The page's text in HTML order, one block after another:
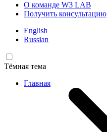
О команде W3 LAB
Получить консультацию
English
Russian
Тёмная тема
Главная